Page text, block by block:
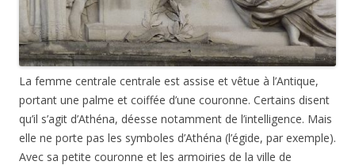
La femme centrale centrale est assise et vêtue à l’Antique,
portant une palme et coiffée d’une couronne. Certains disent
qu’il s’agit d’Athéna, déesse notamment de l’intelligence. Mais
elle ne porte pas les symboles d’Athéna (l’égide, par exemple).
Avec sa petite couronne et les armoiries de la ville de